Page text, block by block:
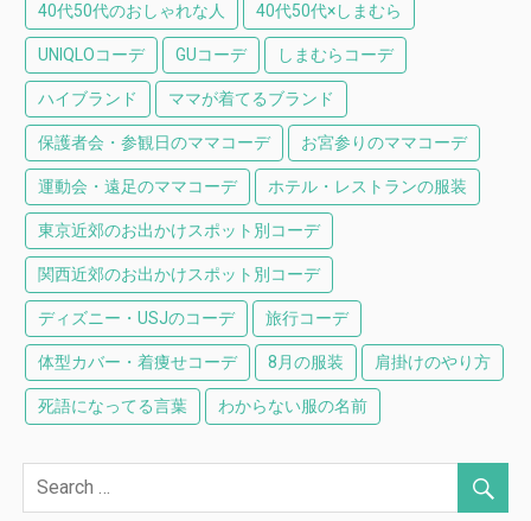
40代50代のおしゃれな人 40代50代×しまむら
UNIQLOコーデ GUコーデ しまむらコーデ
ハイブランド ママが着てるブランド
保護者会・参観日のママコーデ お宮参りのママコーデ
運動会・遠足のママコーデ ホテル・レストランの服装
東京近郊のお出かけスポット別コーデ
関西近郊のお出かけスポット別コーデ
ディズニー・USJのコーデ 旅行コーデ
体型カバー・着痩せコーデ 8月の服装 肩掛けのやり方
死語になってる言葉 わからない服の名前